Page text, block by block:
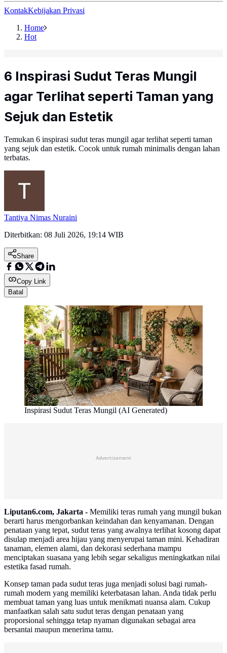
KontakKebijakan Privasi
Home
Hot
6 Inspirasi Sudut Teras Mungil
agar Terlihat seperti Taman yang
Sejuk dan Estetik
Temukan 6 inspirasi sudut teras mungil agar terlihat seperti taman
yang sejuk dan estetik. Cocok untuk rumah minimalis dengan lahan
terbatas.
Tantiya Nimas Nuraini
Diterbitkan: 08 Juli 2026, 19:14 WIB
Share
Copy Link
Batal
Inspirasi Sudut Teras Mungil (AI Generated)
Advertisement
Liputan6.com, Jakarta - Memiliki teras rumah yang mungil bukan
berarti harus mengorbankan keindahan dan kenyamanan. Dengan
penataan yang tepat, sudut teras yang awalnya terlihat kosong dapat
disulap menjadi area hijau yang menyerupai taman mini. Kehadiran
tanaman, elemen alami, dan dekorasi sederhana mampu
menciptakan suasana yang lebih segar sekaligus meningkatkan nilai
estetika fasad rumah.
Konsep taman pada sudut teras juga menjadi solusi bagi rumah-
rumah modern yang memiliki keterbatasan lahan. Anda tidak perlu
membuat taman yang luas untuk menikmati nuansa alam. Cukup
manfaatkan salah satu sudut teras dengan penataan yang
proporsional sehingga tetap nyaman digunakan sebagai area
bersantai maupun menerima tamu.